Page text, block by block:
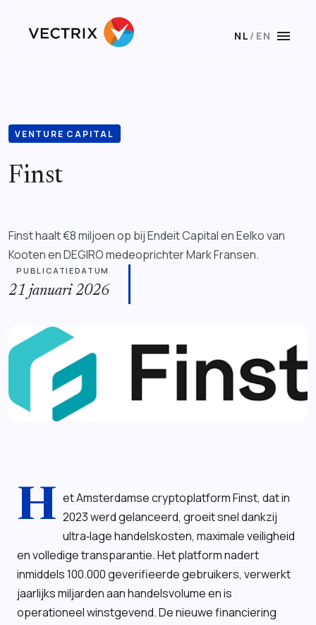
NL / EN menu
VENTURE CAPITAL
Finst
Finst haalt €8 miljoen op bij Endeit Capital en Eelko van
Kooten en DEGIRO medeoprichter Mark Fransen.
PUBLICATIEDATUM
21 januari 2026
H et Amsterdamse cryptoplatform Finst, dat in
2023 werd gelanceerd, groeit snel dankzij
ultra‑lage handelskosten, maximale veiligheid
en volledige transparantie. Het platform nadert
inmiddels 100.000 geverifieerde gebruikers, verwerkt
jaarlijks miljarden aan handelsvolume en is
operationeel winstgevend. De nieuwe financiering